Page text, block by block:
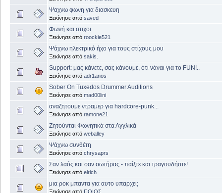
Ψαχνω φωνη για διασκευη
Ξεκίνησε από saved
Φωνή και στιχοι
Ξεκίνησε από roockie521
Ψάχνω ηλεκτρικό ήχο για τους στίχους μου
Ξεκίνησε από sakis.
Support: μας κάνετε, σας κάνουμε, ότι νάναι για το FUN!..
Ξεκίνησε από adr1anos
Sober On Tuxedos Drummer Auditions
Ξεκίνησε από mad00lini
αναζητουμε ντραμερ για hardcore-punk...
Ξεκίνησε από ramone21
Ζητούνται Φωνητικά στα Αγγλικά
Ξεκίνησε από weballey
Ψάχνω συνθέτη
Ξεκίνησε από chrysaprs
Σαν λαός και σαν σωτήρας - παίξτε και τραγουδήστε!
Ξεκίνησε από elrich
μια ροκ μπαντα για αυτο υπαρχει;
Ξεκίνησε από ΠΟΙΟΣ